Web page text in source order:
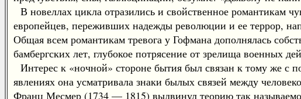
В новеллах цикла отразились и свойственное романтикам
европейцев, переживших надежды революции и ее террор,
Общая всем романтикам тревога у Гофмана дополнялась
бамбергских лет, глубокое потрясение от зрелища военных
Интерес к «ночной» стороне бытия был связан к тому же с
явлениях она усматривала знаки былых связей между
Франц Месмер (1734 — 1815) выдвинул теорию так